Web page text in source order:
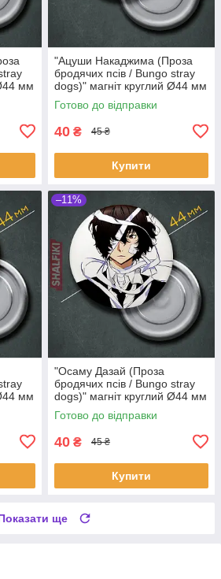
мм
"Ацуши Накаджима (Проза
бродячих псів / Bungo stray
dogs)" магніт круглий Ø44 мм
Готово до відправки
40 ₴ 45 ₴
Купити
мм
–11%
"Осаму Дазай (Проза
бродячих псів / Bungo stray
dogs)" магніт круглий Ø44 мм
Готово до відправки
40 ₴ 45 ₴
Купити
ще